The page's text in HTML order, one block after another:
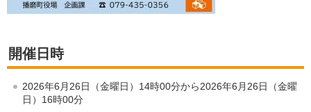
開催日時
2026年6月26日（金曜日）14時00分から2026年6月26日（金曜
日）16時00分